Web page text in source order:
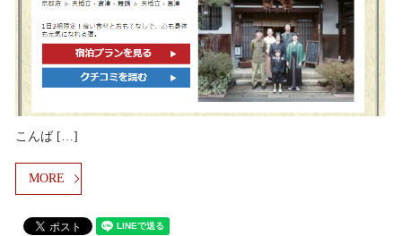
こんば […]
MORE